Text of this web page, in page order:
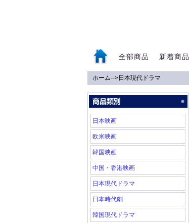
全部商品 新着商品
ホーム-->日本現代ドラマ
日本映画
欧米映画
韓国映画
中国・香港映画
日本現代ドラマ
日本時代劇
韓国現代ドラマ
0